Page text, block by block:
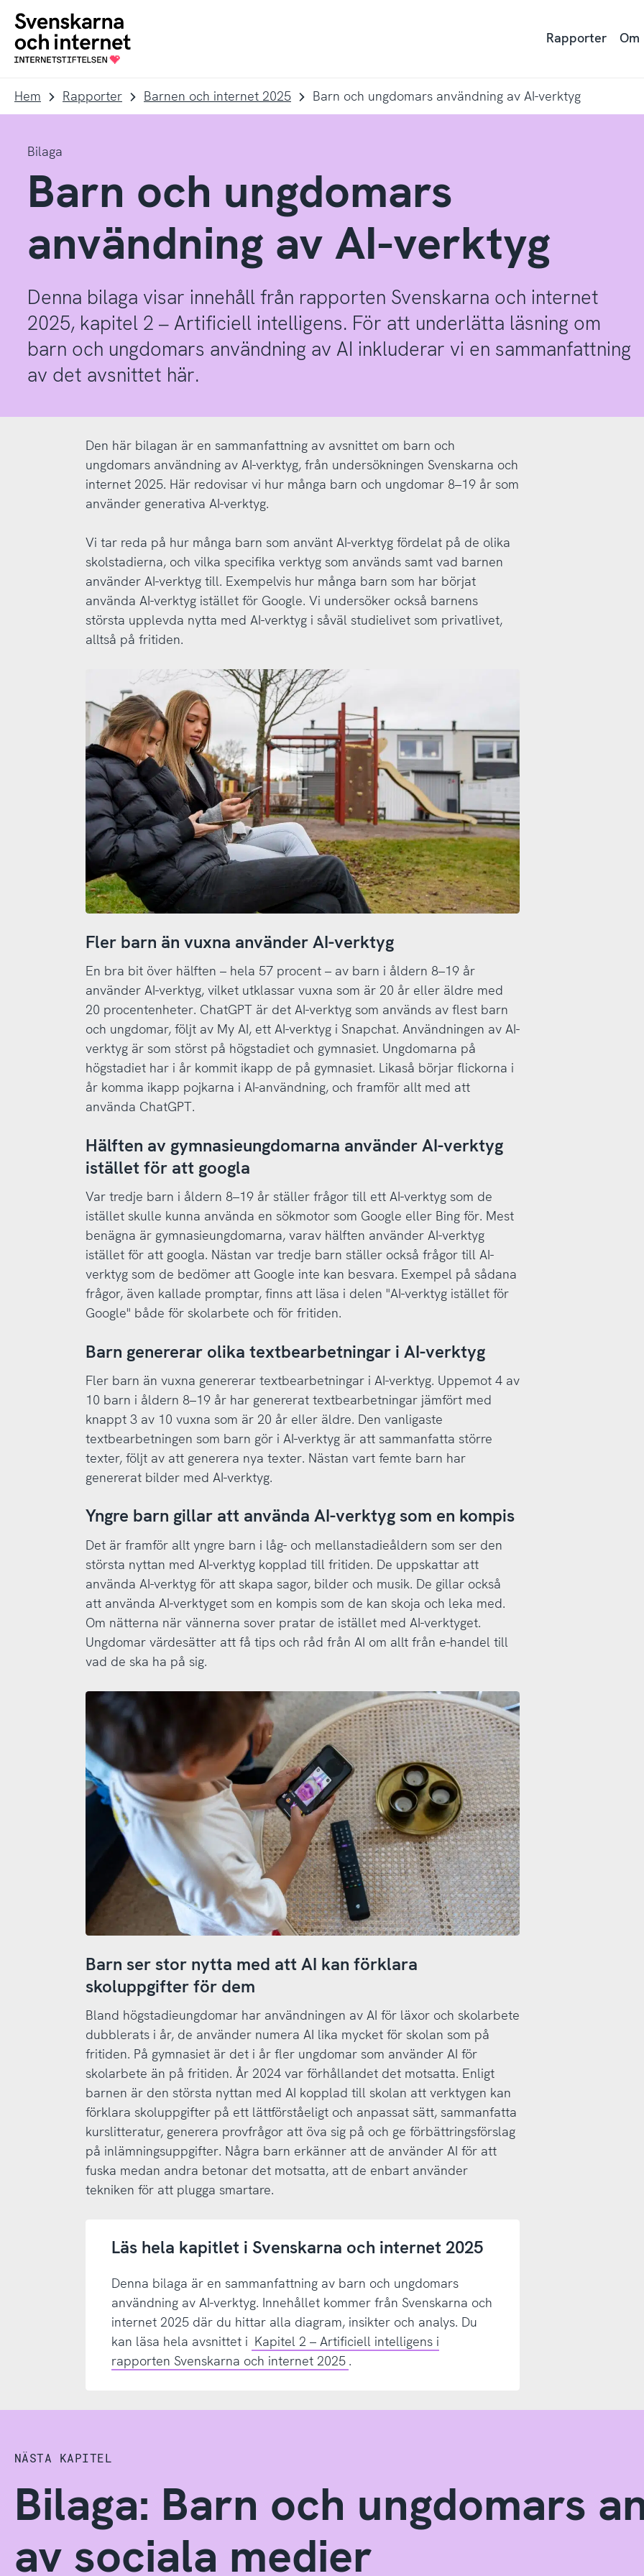
navigation
innehåll
To
startpage
Rapporter Om
Hem Rapporter Barnen och internet 2025 Barn och ungdomars användning av AI-verktyg
Bilaga
Barn och ungdomars
användning av AI-verktyg
Denna bilaga visar innehåll från rapporten Svenskarna och internet
2025, kapitel 2 – Artificiell intelligens. För att underlätta läsning om
barn och ungdomars användning av AI inkluderar vi en sammanfattning
av det avsnittet här.
Den här bilagan är en sammanfattning av avsnittet om barn och
ungdomars användning av AI-verktyg, från undersökningen Svenskarna och
internet 2025. Här redovisar vi hur många barn och ungdomar 8–19 år som
använder generativa AI-verktyg.
Vi tar reda på hur många barn som använt AI-verktyg fördelat på de olika
skolstadierna, och vilka specifika verktyg som används samt vad barnen
använder AI-verktyg till. Exempelvis hur många barn som har börjat
använda AI-verktyg istället för Google. Vi undersöker också barnens
största upplevda nytta med AI-verktyg i såväl studielivet som privatlivet,
alltså på fritiden.
Fler barn än vuxna använder AI-verktyg
En bra bit över hälften – hela 57 procent – av barn i åldern 8–19 år
använder AI-verktyg, vilket utklassar vuxna som är 20 år eller äldre med
20 procentenheter. ChatGPT är det AI-verktyg som används av flest barn
och ungdomar, följt av My AI, ett AI-verktyg i Snapchat. Användningen av AI-
verktyg är som störst på högstadiet och gymnasiet. Ungdomarna på
högstadiet har i år kommit ikapp de på gymnasiet. Likaså börjar flickorna i
år komma ikapp pojkarna i AI-användning, och framför allt med att
använda ChatGPT.
Hälften av gymnasieungdomarna använder AI-verktyg
istället för att googla
Var tredje barn i åldern 8–19 år ställer frågor till ett AI-verktyg som de
istället skulle kunna använda en sökmotor som Google eller Bing för. Mest
benägna är gymnasieungdomarna, varav hälften använder AI-verktyg
istället för att googla. Nästan var tredje barn ställer också frågor till AI-
verktyg som de bedömer att Google inte kan besvara. Exempel på sådana
frågor, även kallade promptar, finns att läsa i delen "AI-verktyg istället för
Google" både för skolarbete och för fritiden.
Barn genererar olika textbearbetningar i AI-verktyg
Fler barn än vuxna genererar textbearbetningar i AI-verktyg. Uppemot 4 av
10 barn i åldern 8–19 år har genererat textbearbetningar jämfört med
knappt 3 av 10 vuxna som är 20 år eller äldre. Den vanligaste
textbearbetningen som barn gör i AI-verktyg är att sammanfatta större
texter, följt av att generera nya texter. Nästan vart femte barn har
genererat bilder med AI-verktyg.
Yngre barn gillar att använda AI-verktyg som en kompis
Det är framför allt yngre barn i låg- och mellanstadieåldern som ser den
största nyttan med AI-verktyg kopplad till fritiden. De uppskattar att
använda AI-verktyg för att skapa sagor, bilder och musik. De gillar också
att använda AI-verktyget som en kompis som de kan skoja och leka med.
Om nätterna när vännerna sover pratar de istället med AI-verktyget.
Ungdomar värdesätter att få tips och råd från AI om allt från e-handel till
vad de ska ha på sig.
Barn ser stor nytta med att AI kan förklara
skoluppgifter för dem
Bland högstadieungdomar har användningen av AI för läxor och skolarbete
dubblerats i år, de använder numera AI lika mycket för skolan som på
fritiden. På gymnasiet är det i år fler ungdomar som använder AI för
skolarbete än på fritiden. År 2024 var förhållandet det motsatta. Enligt
barnen är den största nyttan med AI kopplad till skolan att verktygen kan
förklara skoluppgifter på ett lättförståeligt och anpassat sätt, sammanfatta
kurslitteratur, generera provfrågor att öva sig på och ge förbättringsförslag
på inlämningsuppgifter. Några barn erkänner att de använder AI för att
fuska medan andra betonar det motsatta, att de enbart använder
tekniken för att plugga smartare.
Läs hela kapitlet i Svenskarna och internet 2025
Denna bilaga är en sammanfattning av barn och ungdomars
användning av AI-verktyg. Innehållet kommer från Svenskarna och
internet 2025 där du hittar alla diagram, insikter och analys. Du
kan läsa hela avsnittet i Kapitel 2 – Artificiell intelligens i
rapporten Svenskarna och internet 2025 .
NÄSTA KAPITEL
Bilaga: Barn och ungdomars
av sociala medier